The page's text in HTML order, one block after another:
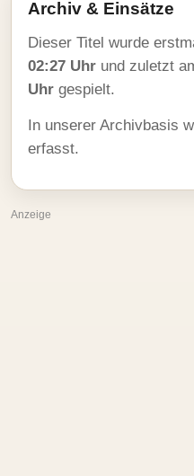
Archiv & Einsätze
Dieser Titel wurde
02:27 Uhr und zuletzt
Uhr gespielt.
In unserer Archivbasis
erfasst.
Anzeige